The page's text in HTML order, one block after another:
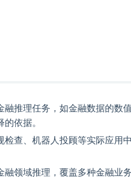
融推理任务，如金融数据的数
依据。
检查、机器人投顾等实际应用
融领域推理，覆盖多种金融业